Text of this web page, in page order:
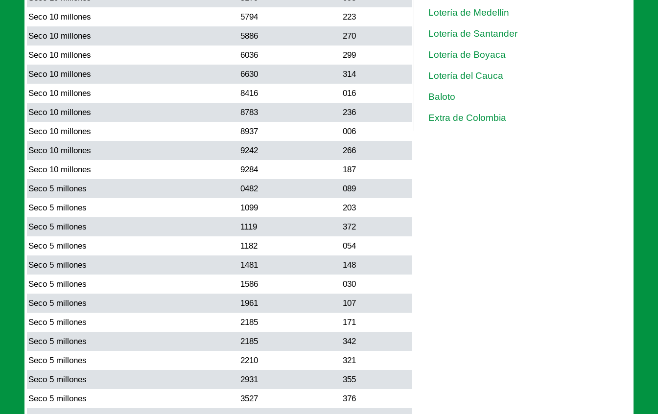
Seco 10 millones 5794 223
Seco 10 millones 5886 270
Seco 10 millones 6036 299
Seco 10 millones 6630 314
Seco 10 millones 8416 016
Seco 10 millones 8783 236
Seco 10 millones 8937 006
Seco 10 millones 9242 266
Seco 10 millones 9284 187
Seco 5 millones 0482 089
Seco 5 millones 1099 203
Seco 5 millones 1119 372
Seco 5 millones 1182 054
Seco 5 millones 1481 148
Seco 5 millones 1586 030
Seco 5 millones 1961 107
Seco 5 millones 2185 171
Seco 5 millones 2185 342
Seco 5 millones 2210 321
Seco 5 millones 2931 355
Seco 5 millones 3527 376
Lotería de Medellín
Lotería de Santander
Lotería de Boyaca
Lotería del Cauca
Baloto
Extra de Colombia